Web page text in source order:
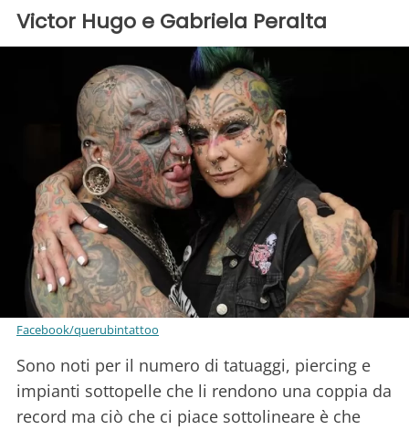
Victor Hugo e Gabriela Peralta
Facebook/querubintattoo
Sono noti per il numero di tatuaggi, piercing e
impianti sottopelle che li rendono una coppia da
record ma ciò che ci piace sottolineare è che